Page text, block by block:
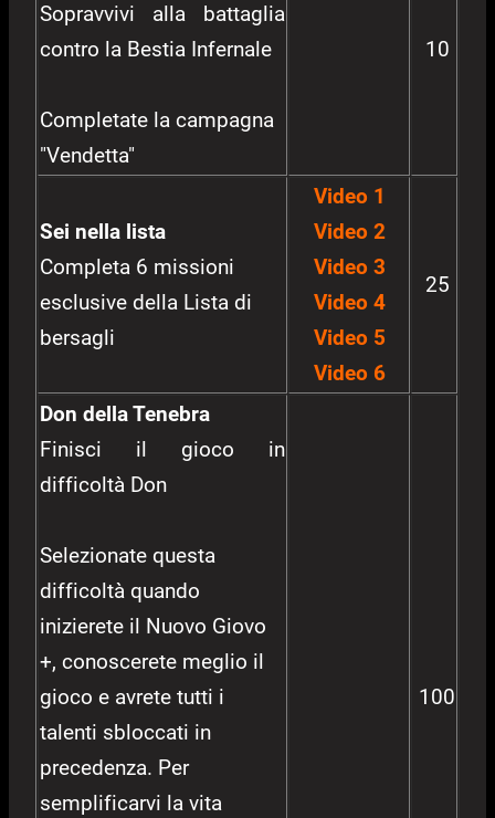
Sopravvivi alla battaglia
contro la Bestia Infernale
Completate la campagna
"Vendetta"
10
Sei nella lista
Completa 6 missioni
esclusive della Lista di
bersagli
Video 1
Video 2
Video 3
Video 4
Video 5
Video 6
25
Don della Tenebra
Finisci il gioco in
difficoltà Don
Selezionate questa
difficoltà quando
inizierete il Nuovo Giovo
+, conoscerete meglio il
gioco e avrete tutti i
talenti sbloccati in
precedenza. Per
semplificarvi la vita
100